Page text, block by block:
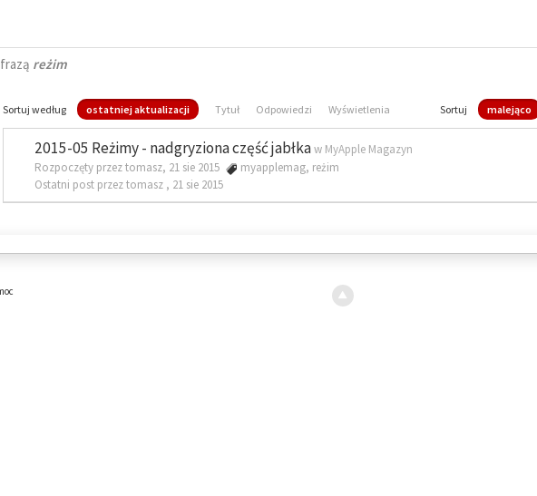
reżim
Sortuj według ostatniej aktualizacji Tytuł Odpowiedzi Wyświetlenia Sortuj malejąco
2015-05 Reżimy - nadgryziona część jabłkaw MyApple Magazyn
Rozpoczęty przez tomasz, 21 sie 2015
myapplemag, reżim
Ostatni post przez tomasz , 21 sie 2015